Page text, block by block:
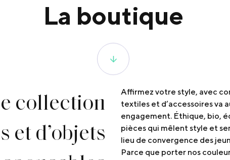
La boutique
collection
et d’objets
Affirmez votre style, avec
textiles et d’accessoires va
engagement. Éthique, bio,
pièces qui mêlent style et
lieu de convergence des
Parce que porter nos